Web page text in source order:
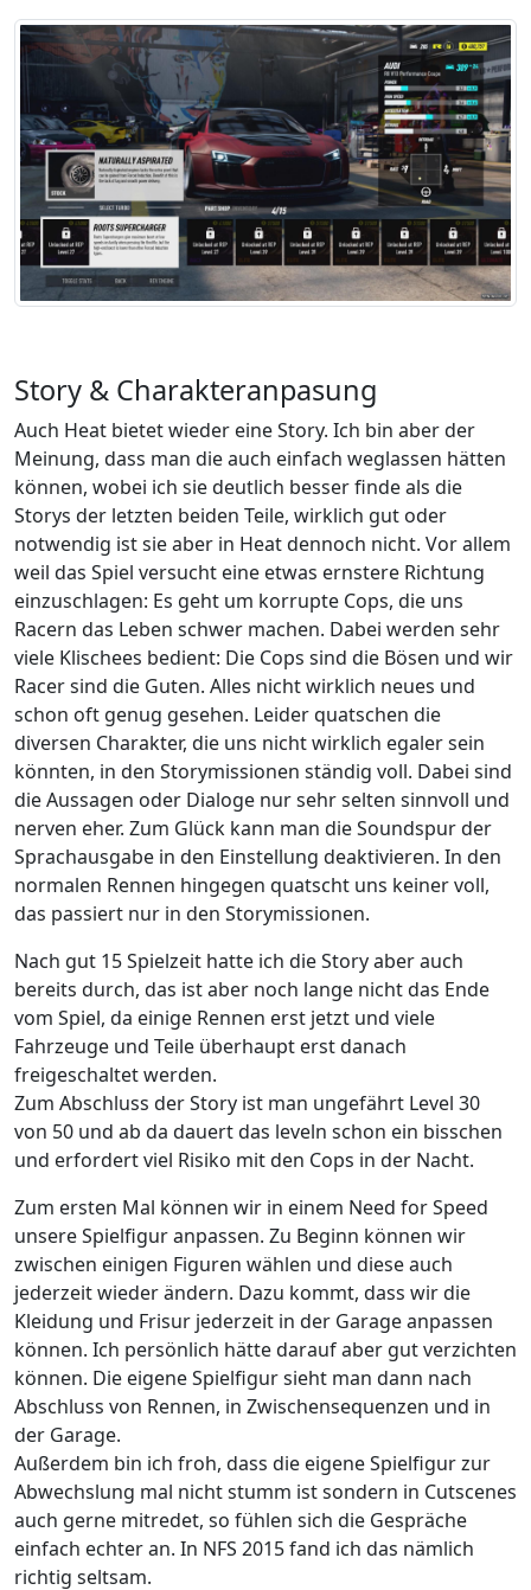
Story & Charakteranpasung
Auch Heat bietet wieder eine Story. Ich bin aber der
Meinung, dass man die auch einfach weglassen hätten
können, wobei ich sie deutlich besser finde als die
Storys der letzten beiden Teile, wirklich gut oder
notwendig ist sie aber in Heat dennoch nicht. Vor allem
weil das Spiel versucht eine etwas ernstere Richtung
einzuschlagen: Es geht um korrupte Cops, die uns
Racern das Leben schwer machen. Dabei werden sehr
viele Klischees bedient: Die Cops sind die Bösen und wir
Racer sind die Guten. Alles nicht wirklich neues und
schon oft genug gesehen. Leider quatschen die
diversen Charakter, die uns nicht wirklich egaler sein
könnten, in den Storymissionen ständig voll. Dabei sind
die Aussagen oder Dialoge nur sehr selten sinnvoll und
nerven eher. Zum Glück kann man die Soundspur der
Sprachausgabe in den Einstellung deaktivieren. In den
normalen Rennen hingegen quatscht uns keiner voll,
das passiert nur in den Storymissionen.
Nach gut 15 Spielzeit hatte ich die Story aber auch
bereits durch, das ist aber noch lange nicht das Ende
vom Spiel, da einige Rennen erst jetzt und viele
Fahrzeuge und Teile überhaupt erst danach
freigeschaltet werden.
Zum Abschluss der Story ist man ungefährt Level 30
von 50 und ab da dauert das leveln schon ein bisschen
und erfordert viel Risiko mit den Cops in der Nacht.
Zum ersten Mal können wir in einem Need for Speed
unsere Spielfigur anpassen. Zu Beginn können wir
zwischen einigen Figuren wählen und diese auch
jederzeit wieder ändern. Dazu kommt, dass wir die
Kleidung und Frisur jederzeit in der Garage anpassen
können. Ich persönlich hätte darauf aber gut verzichten
können. Die eigene Spielfigur sieht man dann nach
Abschluss von Rennen, in Zwischensequenzen und in
der Garage.
Außerdem bin ich froh, dass die eigene Spielfigur zur
Abwechslung mal nicht stumm ist sondern in Cutscenes
auch gerne mitredet, so fühlen sich die Gespräche
einfach echter an. In NFS 2015 fand ich das nämlich
richtig seltsam.